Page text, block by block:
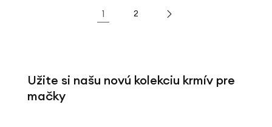
1 2
Užite si našu novú kolekciu krmív pre
mačky